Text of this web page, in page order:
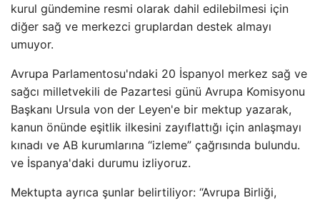
kurul gündemine resmi olarak dahil edilebilmesi için
diğer sağ ve merkezci gruplardan destek almayı
umuyor.
Avrupa Parlamentosu'ndaki 20 İspanyol merkez sağ ve
sağcı milletvekili de Pazartesi günü Avrupa Komisyonu
Başkanı Ursula von der Leyen'e bir mektup yazarak,
kanun önünde eşitlik ilkesini zayıflattığı için anlaşmayı
kınadı ve AB kurumlarına “izleme” çağrısında bulundu.
ve İspanya'daki durumu izliyoruz.
Mektupta ayrıca şunlar belirtiliyor: “Avrupa Birliği,